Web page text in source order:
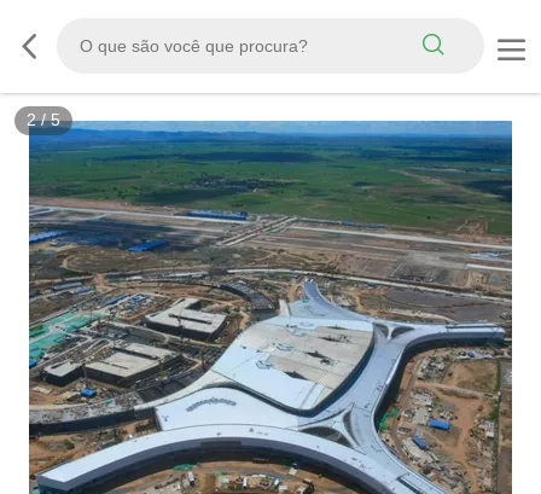
2/5